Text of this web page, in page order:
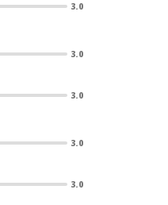
3.0
3.0
3.0
3.0
3.0